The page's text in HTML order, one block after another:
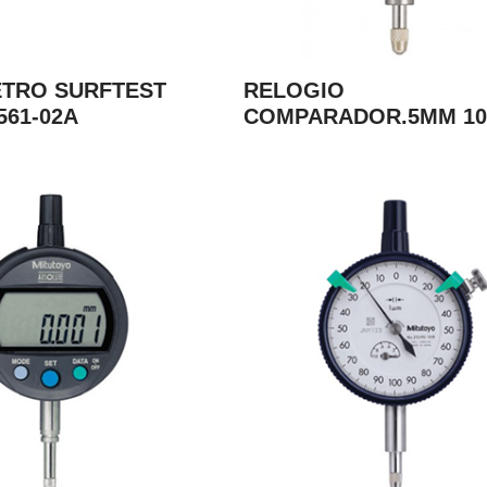
SURFTEST
02A
RELOGIO
COMPARADOR.5MM